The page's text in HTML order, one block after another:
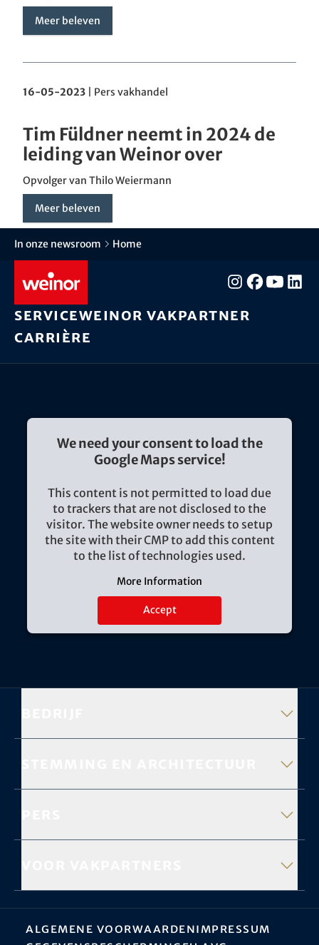
Meer beleven
16-05-2023 Pers vakhandel
Tim Füldner neemt in 2024 de
leiding van Weinor over
Opvolger van Thilo Weiermann
Meer beleven
In onze newsroom Home
Serviceweinor vakpartner
Carrière
We need your consent to load the
Google Maps service!
This content is not permitted to load due
to trackers that are not disclosed to the
visitor. The website owner needs to setup
the site with their CMP to add this content
to the list of technologies used.
More Information
Accept
Algemene VoorwaardenImpressum